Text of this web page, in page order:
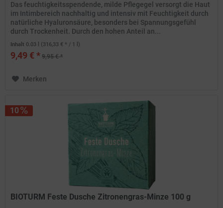
Das feuchtigkeitsspendende, milde Pflegegel versorgt die Haut
im Intimbereich nachhaltig und intensiv mit Feuchtigkeit durch
natürliche Hyaluronsäure, besonders bei Spannungsgefühl
durch Trockenheit. Durch den hohen Anteil an...
Inhalt 0.03 l (316,33 € * / 1 l)
9,49 € * 9,95 € *
Merken
10
BIOTURM Feste Dusche Zitronengras-Minze 100 g